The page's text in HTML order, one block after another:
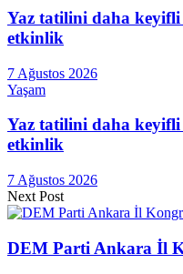
Yaz tatilini daha
etkinlik
7 Ağustos 2026
Yaşam
Yaz tatilini daha
etkinlik
7 Ağustos 2026
Next Post
DEM Parti Ankara İl